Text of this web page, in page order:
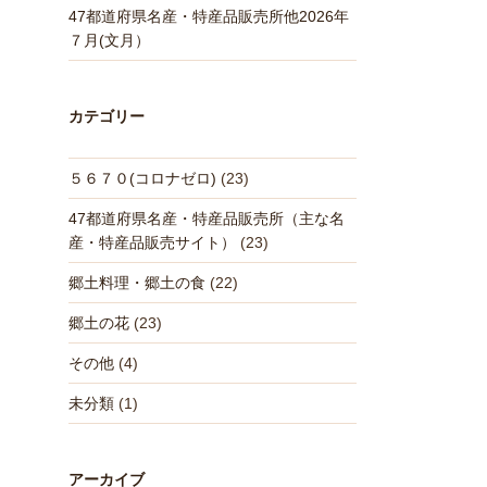
47都道府県名産・特産品販売所他2026年
７月(文月）
カテゴリー
５６７０(コロナゼロ) (23)
47都道府県名産・特産品販売所（主な名
産・特産品販売サイト）
(23)
郷土料理・郷土の食 (22)
郷土の花 (23)
その他 (4)
未分類 (1)
アーカイブ